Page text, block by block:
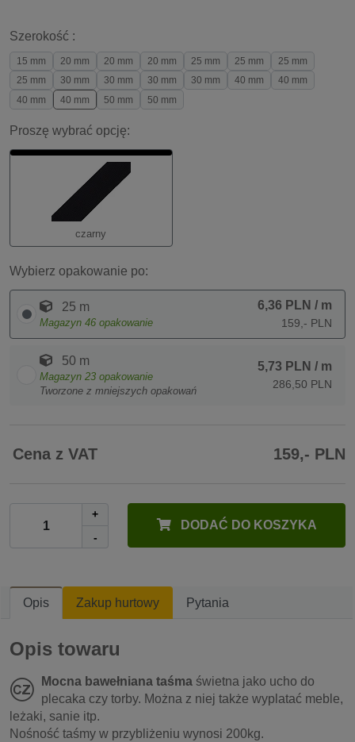
Szerokość :
15 mm 20 mm 20 mm 20 mm 25 mm 25 mm
25 mm
25 mm
30 mm 30 mm 30 mm 30 mm 40 mm
40 mm
40 mm
40 mm 50 mm 50 mm
Proszę wybrać opcję:
czarny
Wybierz opakowanie po:
25 m
Magazyn 46 opakowanie
6,36 PLN / m
159,- PLN
50 m
Magazyn 23 opakowanie
Tworzone z mniejszych opakowań
5,73 PLN / m
286,50 PLN
Cena z VAT 159,- PLN
+
-
DODAĆ DO KOSZYKA
Opis Zakup hurtowy Pytania
Opis towaru
Mocna bawełniana taśma świetna jako ucho do
plecaka czy torby. Można z niej także wyplatać meble,
leżaki, sanie itp.
Nośność taśmy w przybliżeniu wynosi 200kg.